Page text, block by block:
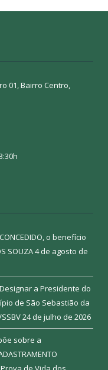
01, Bairro Centro,
o benefício
SOUZA4 de agosto de
Designar a Presidente do
de São Sebastião da
24 de julho de 2026
sobre a